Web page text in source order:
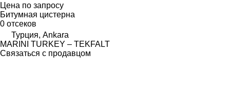
Цена по запросу
Битумная цистерна
0 отсеков
Турция, Ankara
MARINI TURKEY – TEKFALT
Связаться с продавцом